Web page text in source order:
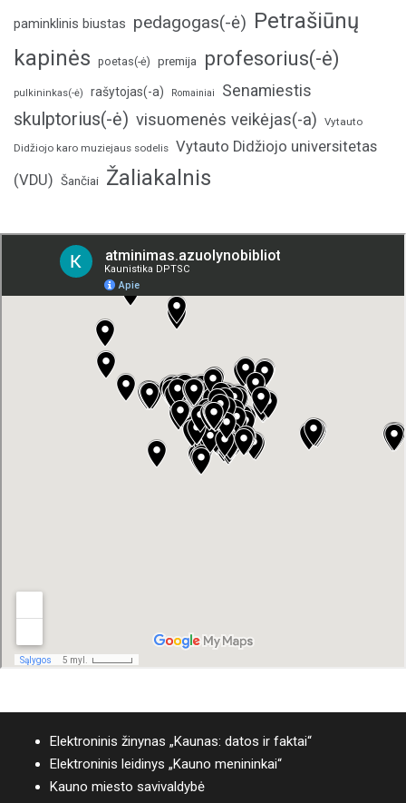
paminklinis biustas pedagogas(-ė) Petrašiūnų
kapinės poetas(-ė) premija profesorius(-ė)
pulkininkas(-ė) rašytojas(-a) Romainiai Senamiestis
skulptorius(-ė) visuomenės veikėjas(-a) Vytauto
Didžiojo karo muziejaus sodelis Vytauto Didžiojo universitetas
(VDU) Šančiai Žaliakalnis
Elektroninis žinynas „Kaunas: datos ir faktai“
Elektroninis leidinys „Kauno menininkai“
Kauno miesto savivaldybė